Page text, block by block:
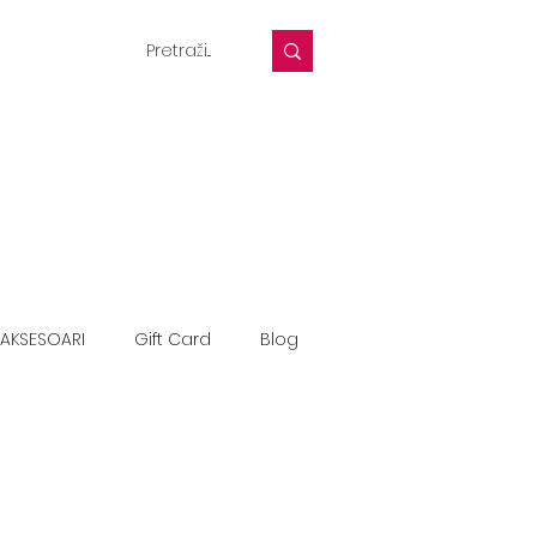
Gift Card Blog